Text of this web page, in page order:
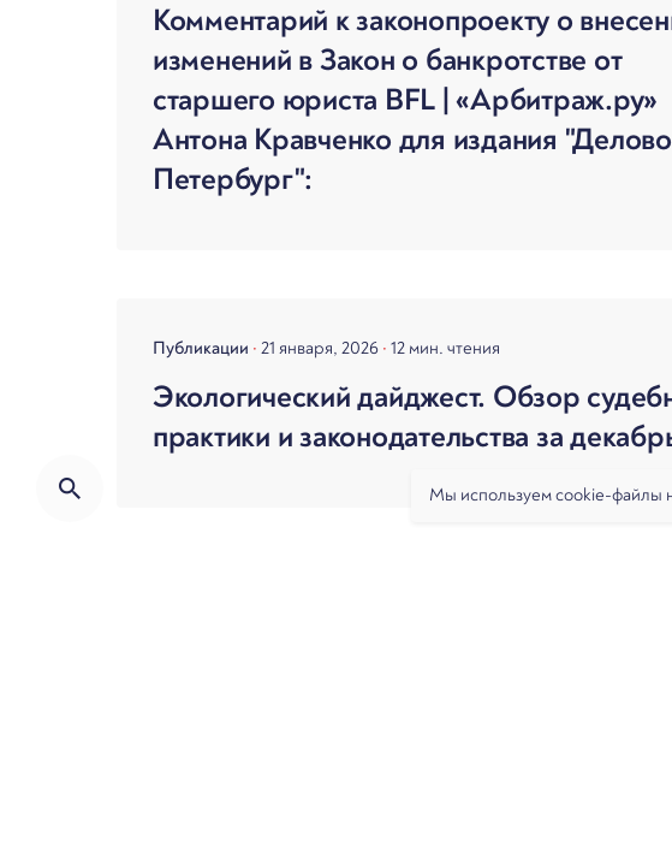
Комментарий к законопроекту о
изменений в Закон о банкротстве от
старшего юриста BFL | «Арбитраж.ру»
Антона Кравченко для издания
Петербург":
Публикации 21 января, 2026 12 мин. чтения
Экологический дайджест. Обзор
практики и законодательства за
Мы используем cookie-файлы